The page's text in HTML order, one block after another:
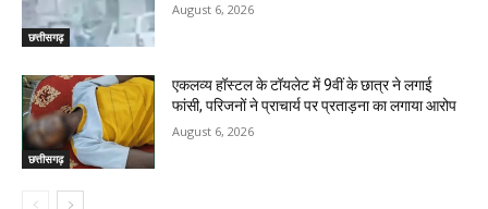
छत्तीसगढ़
August 6, 2026
छत्तीसगढ़
एकलव्य हॉस्टल के टॉयलेट में 9वीं के छात्र ने लगाई
फांसी, परिजनों ने प्राचार्य पर प्रताड़ना का लगाया आरोप
August 6, 2026